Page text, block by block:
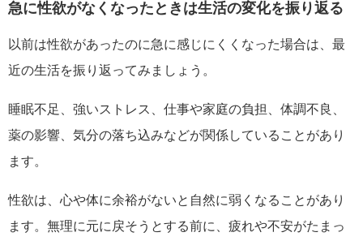
急に性欲がなくなったときは生活の変化を振り返る
以前は性欲があったのに急に感じにくくなった場合は、最
近の生活を振り返ってみましょう。
睡眠不足、強いストレス、仕事や家庭の負担、体調不良、
薬の影響、気分の落ち込みなどが関係していることがあり
ます。
性欲は、心や体に余裕がないと自然に弱くなることがあり
ます。無理に元に戻そうとする前に、疲れや不安がたまっ